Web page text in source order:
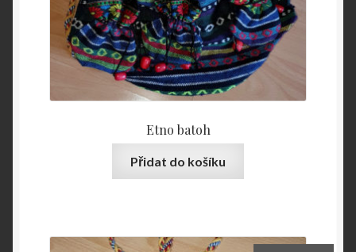
Etno batoh
Přidat do košíku